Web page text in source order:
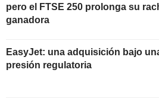
pero el FTSE 250 prolonga su
ganadora
EasyJet: una adquisición bajo
presión regulatoria